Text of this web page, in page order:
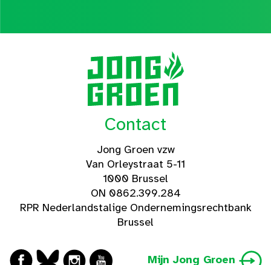
Contact
Jong Groen vzw
Van Orleystraat 5-11
1000 Brussel
ON 0862.399.284
RPR Nederlandstalige Ondernemingsrechtbank
Brussel
Mijn Jong Groen